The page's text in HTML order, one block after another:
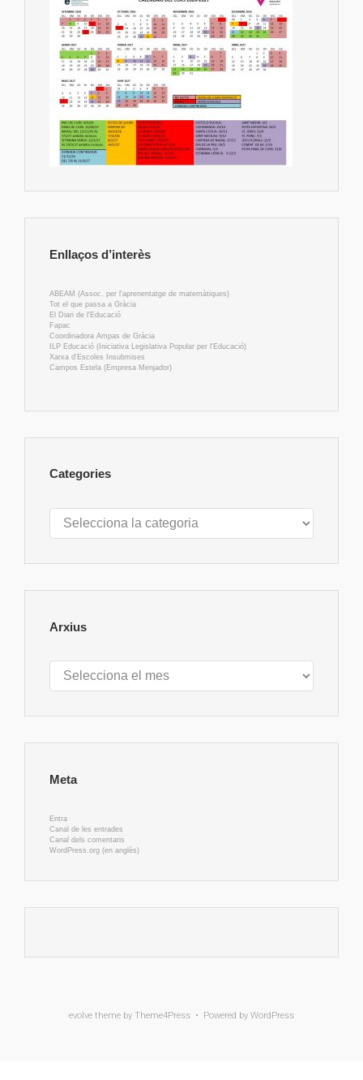
Enllaços d’interès
ABEAM (Assoc. per l'aprenentatge de matemàtiques)
Tot el que passa a Gràcia
El Diari de l'Educació
Fapac
Coordinadora Ampas de Gràcia
ILP Educació (Iniciativa Legislativa Popular per l'Educació)
Xarxa d'Escoles Insubmises
Campos Estela (Empresa Menjador)
Categories
Categories
Arxius
Arxius
Meta
Entra
Canal de les entrades
Canal dels comentaris
WordPress.org (en anglès)
evolve theme by Theme4Press • Powered by WordPress